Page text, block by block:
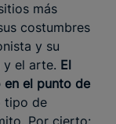
más
costumbres
y su
y el arte. El
en el punto de
tipo de